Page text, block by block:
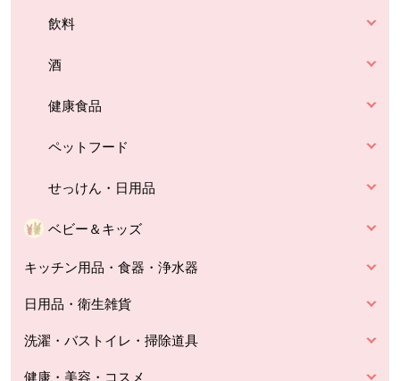
飲料
酒
健康食品
ペットフード
せっけん・日用品
ベビー＆キッズ
キッチン用品・食器・浄水器
日用品・衛生雑貨
洗濯・バストイレ・掃除道具
健康・美容・コスメ